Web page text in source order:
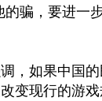
的骗，要进一
，如果中国
变现行的游